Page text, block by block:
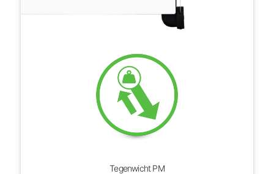
Tegenwicht PM